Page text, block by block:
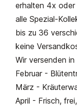
erhalten 4x oder
alle Spezial-
bis zu 36
keine
Wir versenden
Februar -
März -
April - Frisch,